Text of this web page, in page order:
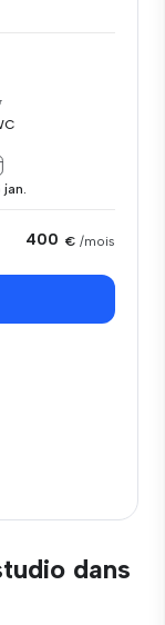
jan.
400 € /mois
dans